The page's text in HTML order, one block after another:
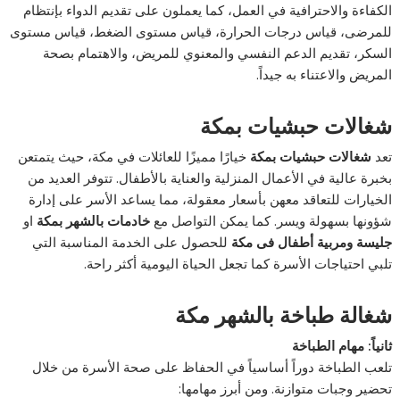
الكفاءة والاحترافية في العمل، كما يعملون على تقديم الدواء بإنتظام
للمرضى، قياس درجات الحرارة، قياس مستوى الضغط، قياس مستوى
السكر، تقديم الدعم النفسي والمعنوي للمريض، والاهتمام بصحة
المريض والاعتناء به جيداً.
شغالات حبشيات بمكة
تعد شغالات حبشيات بمكة خيارًا مميزًا للعائلات في مكة، حيث يتمتعن
بخبرة عالية في الأعمال المنزلية والعناية بالأطفال. تتوفر العديد من
الخيارات للتعاقد معهن بأسعار معقولة، مما يساعد الأسر على إدارة
شؤونها بسهولة ويسر. كما يمكن التواصل معخادمات بالشهر بمكة او
جليسة ومربية أطفال فى مكة للحصول على الخدمة المناسبة التي
تلبي احتياجات الأسرة كما تجعل الحياة اليومية أكثر راحة.
شغالة طباخة بالشهر مكة
ثانياً: مهام الطباخة
تلعب الطباخة دوراً أساسياً في الحفاظ على صحة الأسرة من خلال
تحضير وجبات متوازنة. ومن أبرز مهامها: